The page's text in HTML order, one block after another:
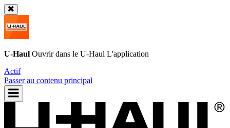
U-Haul Ouvrir dans le U-Haul L'application
Actif
Passer au contenu principal